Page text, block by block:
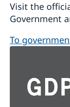
Visit the
Government
To